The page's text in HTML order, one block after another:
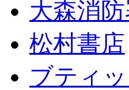
大森消
松村書店
ブティ